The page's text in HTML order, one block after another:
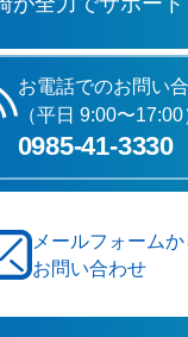
お電話でのお問い
（平日 9:00〜17:00
0985‐41‐3330
メールフォームか
お問い合わせ